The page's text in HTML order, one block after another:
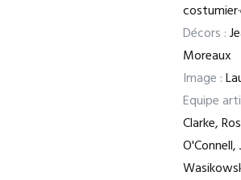
Décors :
Moreaux
Image :
Equipe
Clarke,
O'Connell,